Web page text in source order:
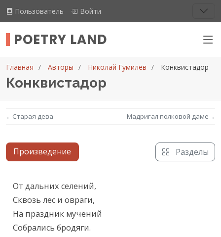
Пользователь Войти
POETRY LAND
Главная Авторы Николай Гумилёв Конквистадор
Конквистадор
←Старая дева Мадригал полковой даме→
Произведение Разделы
Текст произведения
От дальних селений,
Сквозь лес и овраги,
На праздник мучений
Собрались бродяги.